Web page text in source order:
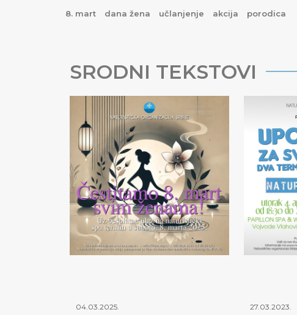
8. mart dana žena učlanjenje akcija porodica
SRODNI TEKSTOVI
04.03.2025. 27.03.2023.